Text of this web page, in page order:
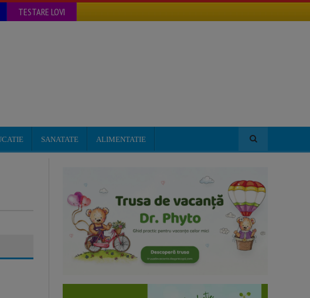
TESTARE LOVI
SANATATE ALIMENTATIE